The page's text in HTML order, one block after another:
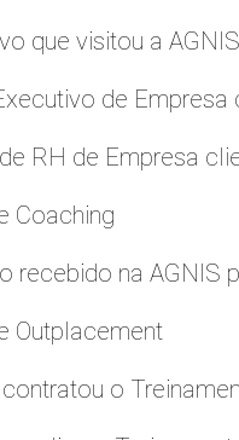
que visitou a
de Empresa
RH de Empresa
Coaching
recebido na AGNIS
Outplacement
o